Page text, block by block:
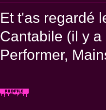
Et t'as regardé
Cantabile (il y
Performer,